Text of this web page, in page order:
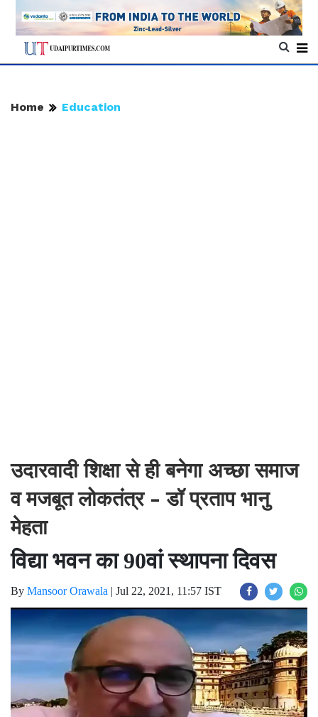
Home Education
उदारवादी शिक्षा से ही बनेगा अच्छा समाज
व मजबूत लोकतंत्र - डॉ प्रताप भानु
मेहता
विद्या भवन का 90वां स्थापना दिवस
By Mansoor Orawala | Jul 22, 2021, 11:57 IST